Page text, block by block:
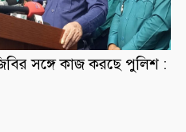
সঙ্গে কাজ করছে পুলিশ :